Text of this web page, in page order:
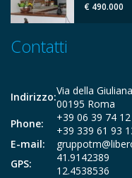
€ 490.000
Contatti
Indirizzo:Via della
00195 Roma
Phone:
+39 06 39 74
+39 339 61 93
E-mail:
GPS:
41.9142389
12.4538536